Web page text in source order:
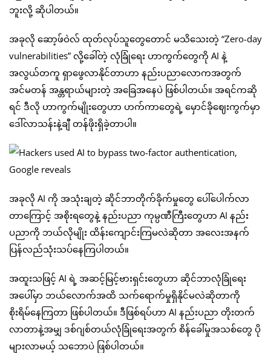
ဘူးလို့ ဆိုပါတယ်။
အခုလို ဆော့ဖ်ဝဲလ် ထုတ်လုပ်သူတွေတောင် မသိသေးတဲ့ “Zero-day
vulnerabilities” လို့ခေါ်တဲ့ လုံခြုံရေး ဟာကွက်တွေကို AI နဲ့
အလွယ်တကူ ရှာဖွေလာနိုင်တာဟာ နည်းပညာလောကအတွက်
အင်မတန် အန္တရာယ်များတဲ့ အခြေအနေပဲ ဖြစ်ပါတယ်။ အရင်ကဆို
ရင် ဒီလို ဟာကွက်မျိုးတွေဟာ ဟက်ကာတွေရဲ့ မှောင်ခိုဈေးကွက်မှာ
ဒေါ်လာသန်းနဲ့ချီ တန်ဖိုးရှိခဲ့တာပါ။
အခုလို AI ကို အသုံးချတဲ့ ဆိုင်ဘာတိုက်ခိုက်မှုတွေ ပေါ်ပေါက်လာ
တာကြောင့် အစိုးရတွေနဲ့ နည်းပညာ ကုမ္ပဏီကြီးတွေဟာ AI နည်း
ပညာကို ဘယ်လိုမျိုး ထိန်းကျောင်းကြမလဲဆိုတာ အလေးအနက်
ပြန်လည်သုံးသပ်နေကြပါတယ်။
အထူးသဖြင့် AI ရဲ့ အဆင့်မြင့်ဗားရှင်းတွေဟာ ဆိုင်ဘာလုံခြုံရေး
အပေါ်မှာ ဘယ်လောက်အထိ သက်ရောက်မှုရှိနိုင်မလဲဆိုတာကို
စိုးရိမ်နေကြတာ ဖြစ်ပါတယ်။ ဒီဖြစ်ရပ်ဟာ AI နည်းပညာ တိုးတက်
လာတာနဲ့အမျှ ဒစ်ဂျစ်တယ်လုံခြုံရေးအတွက် စိန်ခေါ်မှုအသစ်တွေ ပို
များလာမယ့် သဘောပဲ ဖြစ်ပါတယ်။